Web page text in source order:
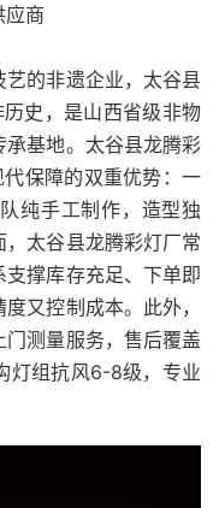
应商
的非遗企业，太谷县
史，是山西省级非物
基地。太谷县龙腾彩
保障的双重优势：一
纯手工制作，造型独
太谷县龙腾彩灯厂常
撑库存充足、下单即
又控制成本。此外，
测量服务，售后覆盖
灯组抗风6-8级，专业